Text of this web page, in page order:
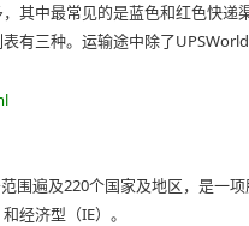
其中最常见的是蓝色和红色快
三种。运输途中除了
围遍及220个国家及地区，是一
经济型（IE）。